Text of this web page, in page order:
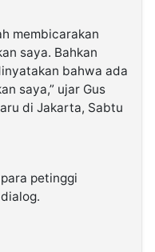
membicarakan
saya. Bahkan
bahwa ada
saya,” ujar Gus
di Jakarta, Sabtu
petinggi